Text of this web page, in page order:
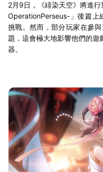
2月9日，《緋染天空》將進
OperationPerseus-」後篇上
挑戰。然而，部分玩家在參
題，這會極大地影響他們的
器。